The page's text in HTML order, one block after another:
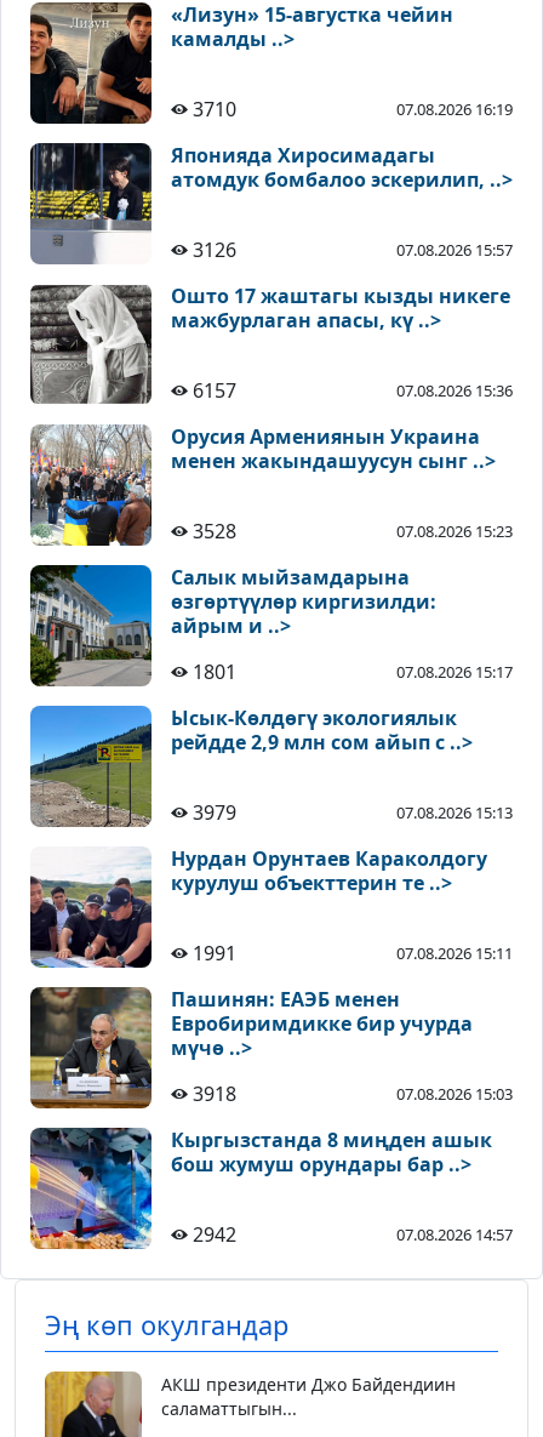
«Лизун» 15-августка чейин
камалды ..>
3710 07.08.2026 16:19
Японияда Хиросимадагы
атомдук бомбалоо эскерилип, ..>
3126 07.08.2026 15:57
Ошто 17 жаштагы кызды никеге
мажбурлаган апасы, кү ..>
6157 07.08.2026 15:36
Орусия Армениянын Украина
менен жакындашуусун сынг ..>
3528 07.08.2026 15:23
Салык мыйзамдарына
өзгөртүүлөр киргизилди:
айрым и ..>
1801
07.08.2026 15:17
Ысык-Көлдөгү экологиялык
рейдде 2,9 млн сом айып с ..>
3979 07.08.2026 15:13
Нурдан Орунтаев Караколдогу
курулуш объекттерин те ..>
1991 07.08.2026 15:11
Пашинян: ЕАЭБ менен
Евробиримдикке бир учурда
мүчө ..>
3918
07.08.2026 15:03
Кыргызстанда 8 миңден ашык
бош жумуш орундары бар ..>
2942 07.08.2026 14:57
Эң көп окулгандар
АКШ президенти Джо Байдендиин
саламаттыгын...